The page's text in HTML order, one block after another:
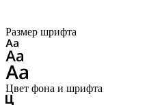
Размер шрифта
Цвет фона и шрифта